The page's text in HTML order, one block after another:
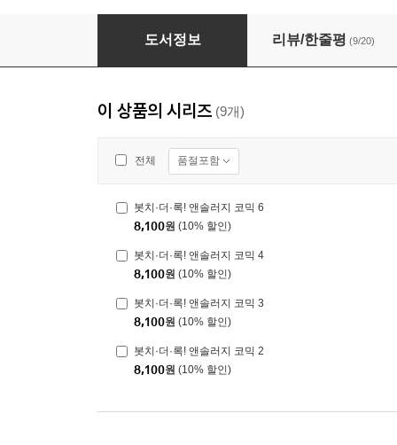
봇치·더·록! 앤솔러지 코믹 5
도서정보 리뷰/한줄평 (9/20)
이 상품의 시리즈 (9개)
전체 품절포함
봇치·더·록! 앤솔러지 코믹 6
8,100원 (10% 할인)
봇치·더·록! 앤솔러지 코믹 4
8,100원 (10% 할인)
봇치·더·록! 앤솔러지 코믹 3
8,100원 (10% 할인)
봇치·더·록! 앤솔러지 코믹 2
8,100원 (10% 할인)